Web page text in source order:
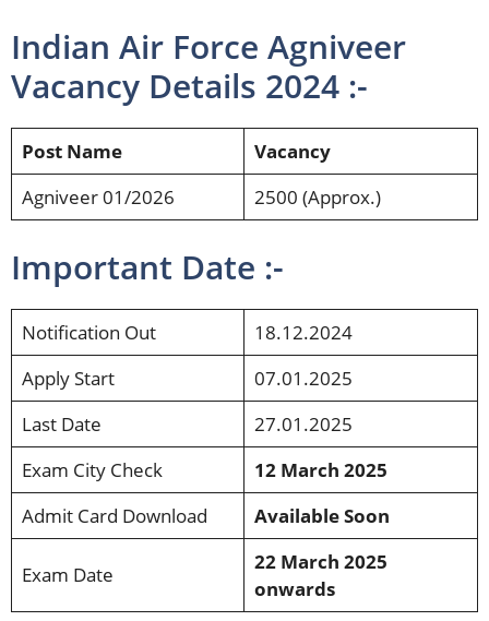
Indian Air Force Agniveer
Vacancy Details 2024 :-
Post Name
Vacancy
Agniveer 01/2026
2500 (Approx.)
Important Date :-
Notification Out
18.12.2024
Apply Start
07.01.2025
Last Date
27.01.2025
Exam City Check
12 March 2025
Admit Card Download
Available Soon
Exam Date
22 March 2025
onwards